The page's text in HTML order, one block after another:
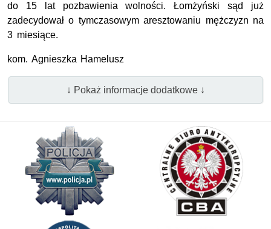
do 15 lat pozbawienia wolności. Łomżyński sąd już
zadecydował o tymczasowym aresztowaniu mężczyzn na
3 miesiące.
kom. Agnieszka Hamelusz
↓ Pokaż informacje dodatkowe ↓